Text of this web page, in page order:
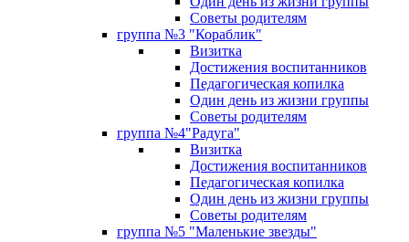
Советы родителям
группа №3 "Кораблик"
Визитка
Достижения воспитанников
Педагогическая копилка
Один день из жизни группы
Советы родителям
группа №4"Радуга"
Визитка
Достижения воспитанников
Педагогическая копилка
Один день из жизни группы
Советы родителям
группа №5 "Маленькие звезды"